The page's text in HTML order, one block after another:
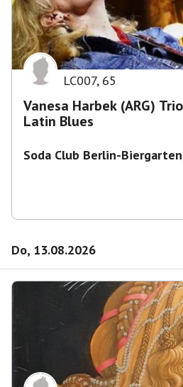
LC007, 65
Vanesa Harbek (ARG)
Latin Blues
Soda Club Berlin-Biergarten
Do, 13.08.2026